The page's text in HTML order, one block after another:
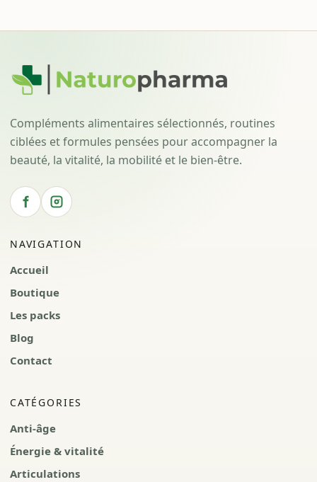
Compléments alimentaires sélectionnés, routines
ciblées et formules pensées pour accompagner la
beauté, la vitalité, la mobilité et le bien-être.
NAVIGATION
Accueil
Boutique
Les packs
Blog
Contact
CATÉGORIES
Anti-âge
Énergie & vitalité
Articulations